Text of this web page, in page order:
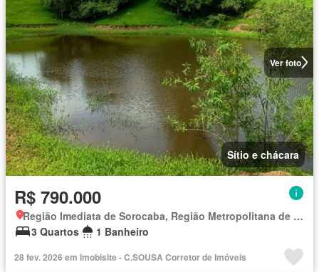
Ver foto
Sítio e chácara
R$ 790.000
Região Imediata de Sorocaba, Região Metropolitana de Sorocaba
3 Quartos
1 Banheiro
28 fev. 2026 em Imobisite - C.SOUSA Corretor de Imóveis